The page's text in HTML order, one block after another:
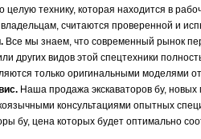
целую технику, которая находится в
считаются проверенной и
Все мы знаем, что современный рынок
или других видов этой спецтехники
только оригинальными моделями
Наша продажа экскаваторов бу,
консультациями опытных
бу, цена которых будет оптимально